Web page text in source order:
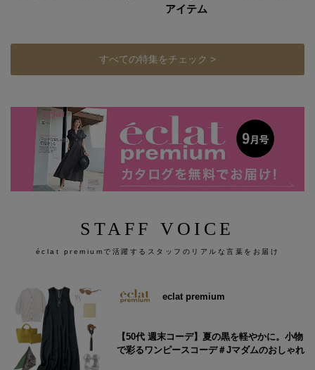
アイテム
すべての特集をチェック >
STAFF VOICE
éclat premiumで活躍するスタッフのリアルな言葉をお届け
eclat premium
【50代 週末コーデ】夏の黒を軽やかに。小物
で彩るワンピースコーデ＃Jマダムのおしゃれ